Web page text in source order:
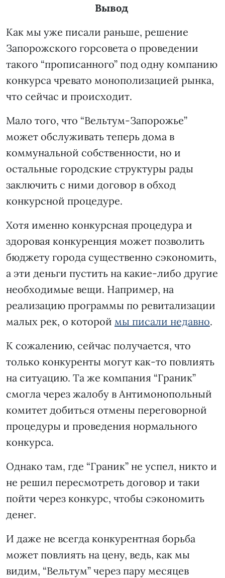
Вывод
Как мы уже писали раньше, решение
Запорожского горсовета о проведении
такого “прописанного” под одну компанию
конкурса чревато монополизацией рынка,
что сейчас и происходит.
Мало того, что “Вельтум-Запорожье”
может обслуживать теперь дома в
коммунальной собственности, но и
остальные городские структуры рады
заключить с ними договор в обход
конкурсной процедуре.
Хотя именно конкурсная процедура и
здоровая конкуренция может позволить
бюджету города существенно сэкономить,
а эти деньги пустить на какие-либо другие
необходимые вещи. Например, на
реализацию программы по ревитализации
малых рек, о которой мы писали недавно.
К сожалению, сейчас получается, что
только конкуренты могут как-то повлиять
на ситуацию. Та же компания “Граник”
смогла через жалобу в Антимонопольный
комитет добиться отмены переговорной
процедуры и проведения нормального
конкурса.
Однако там, где “Граник” не успел, никто и
не решил пересмотреть договор и таки
пойти через конкурс, чтобы сэкономить
денег.
И даже не всегда конкурентная борьба
может повлиять на цену, ведь, как мы
видим, “Вельтум” через пару месяцев